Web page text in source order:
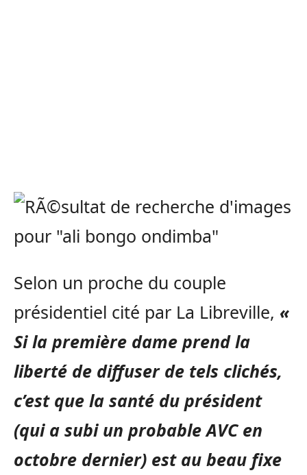
Selon un proche du couple
présidentiel cité par La Libreville, «
Si la première dame prend la
liberté de diffuser de tels clichés,
c’est que la santé du président
(qui a subi un probable AVC en
octobre dernier) est au beau fixe